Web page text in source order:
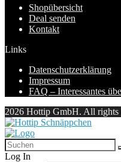
Shopübersicht
Deal senden
Kontakt
Links
Datenschutzerklärung
Impressum
FAQ – Interessantes
2026 Hottip GmbH. All rights
Log In